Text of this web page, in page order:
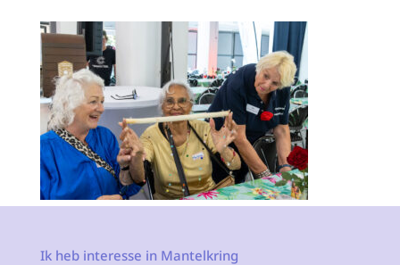
Ik heb interesse in Mantelkring